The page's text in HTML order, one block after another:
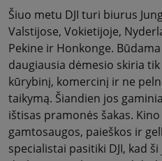
Šiuo metu DJI turi biurus
Valstijose, Vokietijoje,
Pekine ir Honkonge.
daugiausia dėmesio skiria
kūrybinį, komercinį ir ne
taikymą. Šiandien jos
ištisas pramonės šakas.
gamtosaugos, paieškos ir
specialistai pasitiki DJI, kad